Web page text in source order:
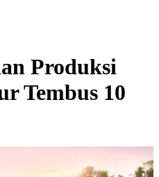
Produksi
Tembus 10